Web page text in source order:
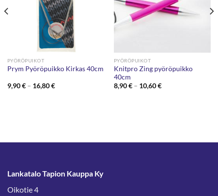
PYÖRÖPUIKOT
Prym Pyöröpuikko Kirkas 40cm
9,90€ – 16,80€Hintaluokka:
PYÖRÖPUIKOT
Knitpro Zing pyöröpuikko
40cm
8,90€ – 10,60€Hintaluokka:
Lankatalo Tapion Kauppa Ky
Oikotie 4